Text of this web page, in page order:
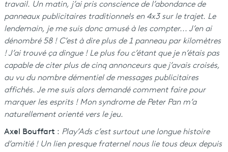
travail. Un matin, j’ai pris conscience de l’abondance de
panneaux publicitaires traditionnels en 4x3 sur le trajet. Le
lendemain, je me suis donc amusé à les compter... J’en ai
dénombré 58 ! C’est à dire plus de 1 panneau par kilomètres
! J’ai trouvé ça dingue ! Le plus fou c’étant que je n’étais pas
capable de citer plus de cinq annonceurs que j’avais croisés,
au vu du nombre démentiel de messages publicitaires
affichés. Je me suis alors demandé comment faire pour
marquer les esprits ! Mon syndrome de Peter Pan m’a
naturellement orienté vers le jeu.
Axel Bouffart : Play’Ads c’est surtout une longue histoire
d’amitié ! Un lien presque fraternel nous lie tous deux depuis